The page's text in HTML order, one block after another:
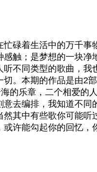
碌着生活中的万千事
触；是梦想的一块净
不同类型的歌曲，我
切。本期的作品是由2
的乐章，二个相爱的
意去编排，我知道不同
然其中有些歌你可能听
或许能勾起你的回忆，